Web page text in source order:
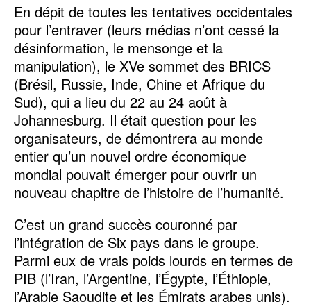
En dépit de toutes les tentatives occidentales
pour l’entraver (leurs médias n’ont cessé la
désinformation, le mensonge et la
manipulation), le XVe sommet des BRICS
(Brésil, Russie, Inde, Chine et Afrique du
Sud), qui a lieu du 22 au 24 août à
Johannesburg. Il était question pour les
organisateurs, de démontrera au monde
entier qu’un nouvel ordre économique
mondial pouvait émerger pour ouvrir un
nouveau chapitre de l’histoire de l’humanité.
C’est un grand succès couronné par
l’intégration de Six pays dans le groupe.
Parmi eux de vrais poids lourds en termes de
PIB (l’Iran, l’Argentine, l’Égypte, l’Éthiopie,
l’Arabie Saoudite et les Émirats arabes unis).